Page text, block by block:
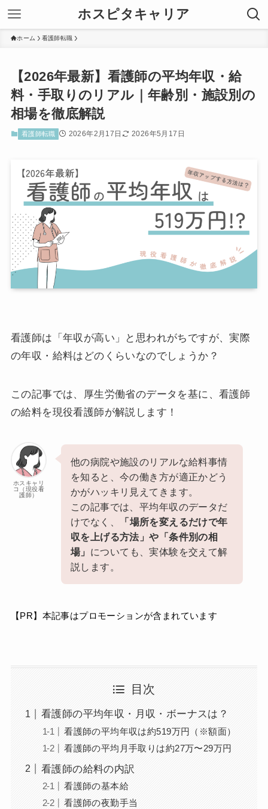
ホスピタキャリア
ホーム 看護師転職
【2026年最新】看護師の平均年収・給
料・手取りのリアル｜年齢別・施設別の
相場を徹底解説
看護師転職 2026年2月17日 2026年5月17日
看護師は「年収が高い」と思われがちですが、実際
の年収・給料はどのくらいなのでしょうか？
この記事では、厚生労働省のデータを基に、看護師
の給料を現役看護師が解説します！
ホスキャリ
コ（現役看
護師）
他の病院や施設のリアルな給料事情
を知ると、今の働き方が適正かどう
かがハッキリ見えてきます。
この記事では、平均年収のデータだ
けでなく、
「場所を変えるだけで年
収を上げる方法」や「条件別の相
場」 についても、実体験を交えて解
説します。
【PR】本記事はプロモーションが含まれています
目次
看護師の平均年収・月収・ボーナスは？
看護師の平均年収は約519万円（※額面）
看護師の平均月手取りは約27万〜29万円
看護師の給料の内訳
看護師の基本給
看護師の夜勤手当